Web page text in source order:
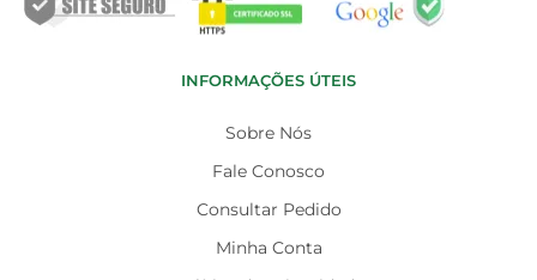
INFORMAÇÕES ÚTEIS
Sobre Nós
Fale Conosco
Consultar Pedido
Minha Conta